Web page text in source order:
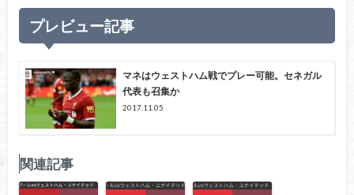
プレビュー記事
マネはウェストハム戦でプレー可能。セネガル
代表も召集か
2017.11.05
関連記事